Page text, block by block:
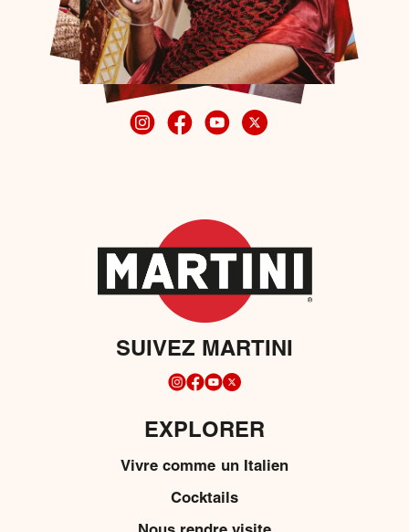
SUIVEZ MARTINI
EXPLORER
Vivre comme un Italien
Cocktails